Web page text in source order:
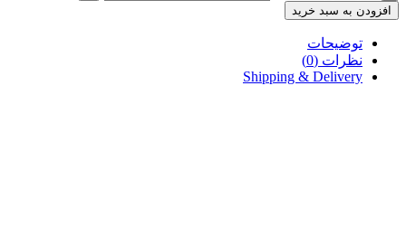
افزودن به سبد خرید
توضیحات
نظرات (0)
Shipping & Delivery